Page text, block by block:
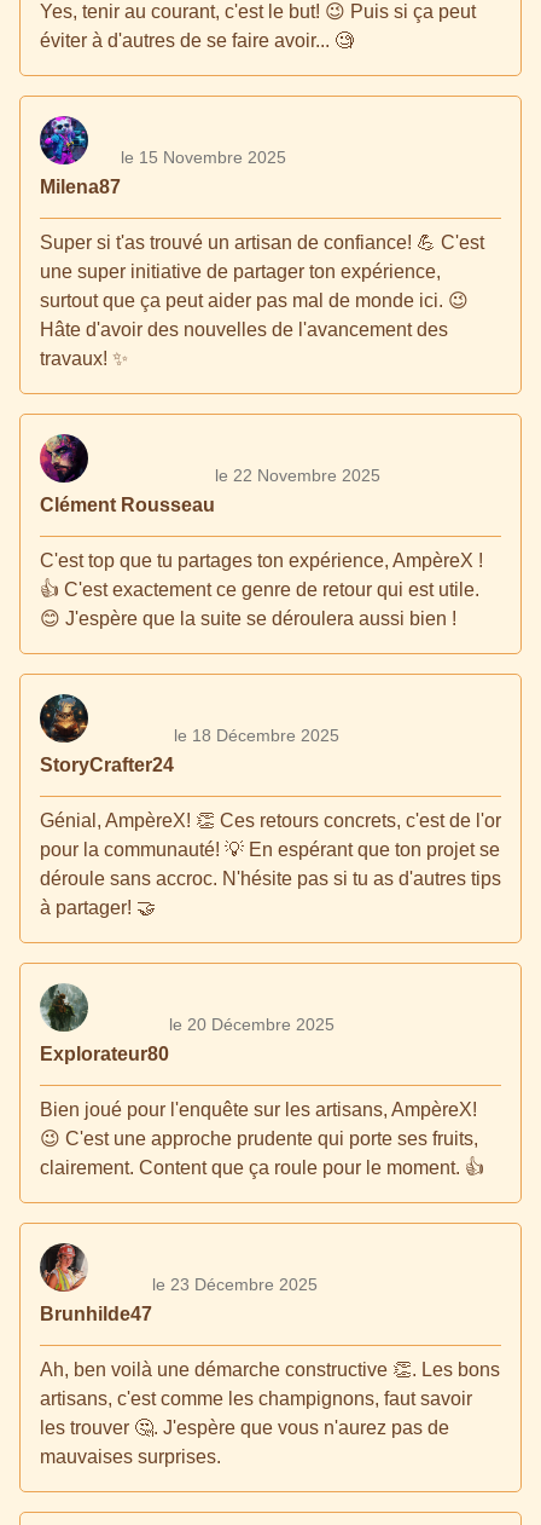
Yes, tenir au courant, c'est le but! 😉 Puis si ça peut
éviter à d'autres de se faire avoir... 🧐
Milena87
le 15 Novembre 2025
Super si t'as trouvé un artisan de confiance! 💪 C'est
une super initiative de partager ton expérience,
surtout que ça peut aider pas mal de monde ici. 😉
Hâte d'avoir des nouvelles de l'avancement des
travaux! ✨
Clément Rousseau
le 22 Novembre 2025
C'est top que tu partages ton expérience, AmpèreX !
👍 C'est exactement ce genre de retour qui est utile.
😊 J'espère que la suite se déroulera aussi bien !
StoryCrafter24
le 18 Décembre 2025
Génial, AmpèreX! 👏 Ces retours concrets, c'est de l'or
pour la communauté! 💡 En espérant que ton projet se
déroule sans accroc. N'hésite pas si tu as d'autres tips
à partager! 🤝
Explorateur80
le 20 Décembre 2025
Bien joué pour l'enquête sur les artisans, AmpèreX!
😉 C'est une approche prudente qui porte ses fruits,
clairement. Content que ça roule pour le moment. 👍
Brunhilde47
le 23 Décembre 2025
Ah, ben voilà une démarche constructive 👏. Les bons
artisans, c'est comme les champignons, faut savoir
les trouver 🤔. J'espère que vous n'aurez pas de
mauvaises surprises.